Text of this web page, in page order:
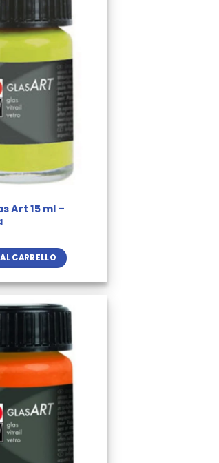
Art 15 ml –
CARRELLO